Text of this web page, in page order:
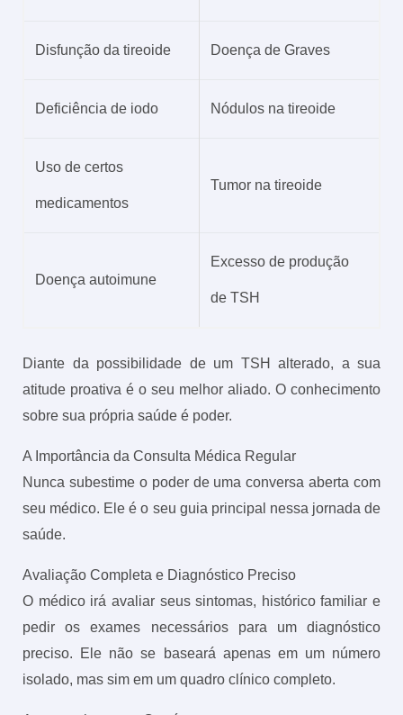
Disfunção da tireoide Doença de Graves
Deficiência de iodo Nódulos na tireoide
Uso de certos
medicamentos
Tumor na tireoide
Doença autoimune
Excesso de produção
de TSH
Diante da possibilidade de um TSH alterado, a sua
atitude proativa é o seu melhor aliado. O conhecimento
sobre sua própria saúde é poder.
A Importância da Consulta Médica Regular
Nunca subestime o poder de uma conversa aberta com
seu médico. Ele é o seu guia principal nessa jornada de
saúde.
Avaliação Completa e Diagnóstico Preciso
O médico irá avaliar seus sintomas, histórico familiar e
pedir os exames necessários para um diagnóstico
preciso. Ele não se baseará apenas em um número
isolado, mas sim em um quadro clínico completo.